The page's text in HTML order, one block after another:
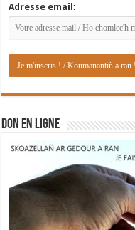
Adresse email:
DON EN LIGNE